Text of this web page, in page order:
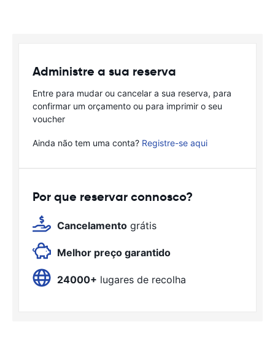
Administre a sua reserva
Entre para mudar ou cancelar a sua reserva, para
confirmar um orçamento ou para imprimir o seu
voucher
Ainda não tem uma conta? Registre-se aqui
Por que reservar connosco?
Cancelamento grátis
Melhor preço garantido
24000+ lugares de recolha